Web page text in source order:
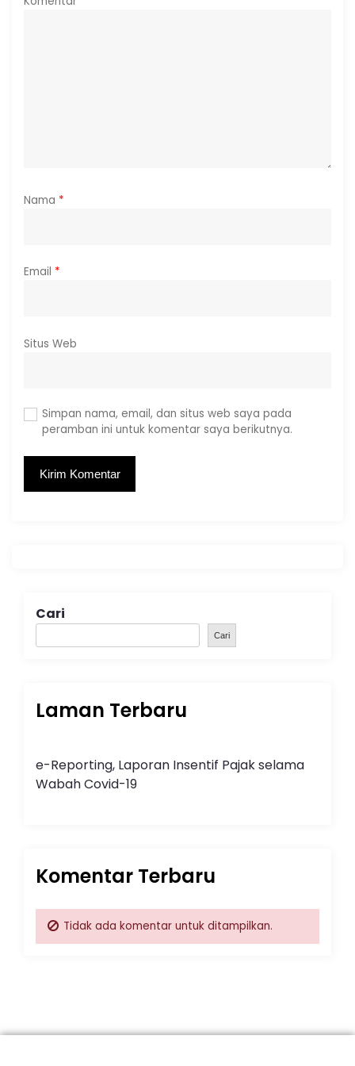
Nama *
Email *
Situs Web
Simpan nama, email, dan situs web saya pada
peramban ini untuk komentar saya berikutnya.
Cari
Cari
Laman Terbaru
e-Reporting, Laporan Insentif Pajak selama
Wabah Covid-19
Komentar Terbaru
Tidak ada komentar untuk ditampilkan.